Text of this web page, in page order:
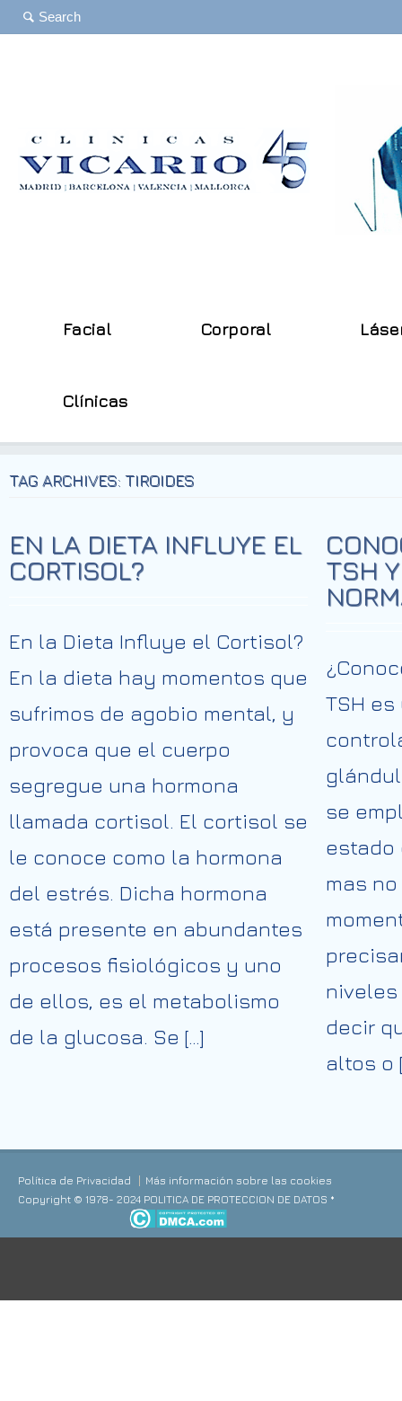
Facial Corporal
Clínicas
TAG ARCHIVES: TIROIDES
EN LA DIETA INFLUYE EL
CORTISOL?
En la Dieta Influye el Cortisol?
En la dieta hay momentos que
sufrimos de agobio mental, y
provoca que el cuerpo
segregue una hormona
llamada cortisol. El cortisol se
le conoce como la hormona
del estrés. Dicha hormona
está presente en abundantes
procesos fisiológicos y uno
de ellos, es el metabolismo
de la glucosa. Se […]
TSH
TSH
se
estado
mas
decir
altos o
Política de Privacidad
Más información sobre las cookies
Copyright © 1978- 2024 POLITICA DE PROTECCION DE DATOS *